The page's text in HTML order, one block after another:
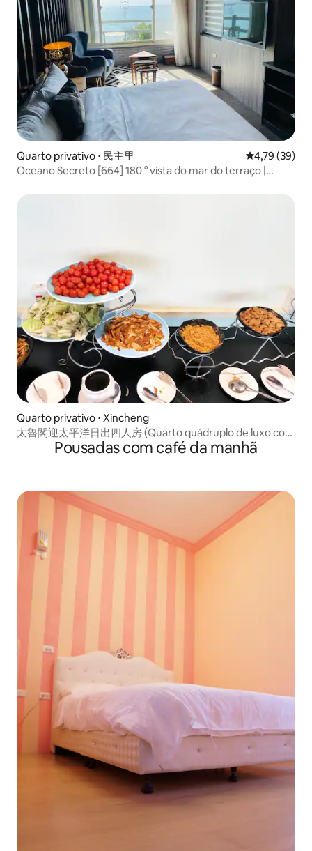
Quarto privativo ⋅ 民主里 4,79 de uma
4,79 (39)
Oceano Secreto [664] 180 ° vista do mar do terraço |
Estacionamento exclusivo
Quarto privativo ⋅ Xincheng
太魯閣迎太平洋日出四人房 (Quarto quádruplo de luxo com
Pousadas com café da manhã